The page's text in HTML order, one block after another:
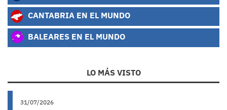
CANTABRIA EN EL MUNDO
BALEARES EN EL MUNDO
LO MÁS VISTO
31/07/2026